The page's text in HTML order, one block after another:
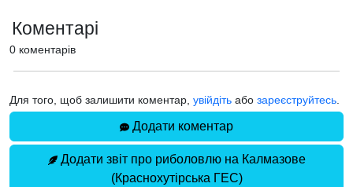
Коментарі
0 коментарів
Для того, щоб залишити коментар, увійдіть або зареєструйтесь
Додати коментар
Додати звіт про риболовлю на Калмазове
(Краснохутірська ГЕС)